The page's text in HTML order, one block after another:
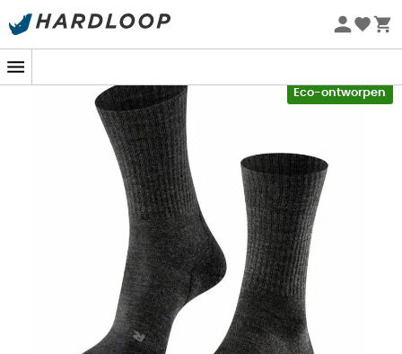
Zomeraanbiedingen 🔥 -5% EXTRA vanaf 2 producten* met
Eco-ontworpen